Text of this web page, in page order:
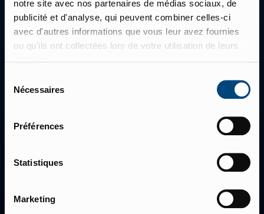
notre site avec nos partenaires de médias sociaux, de
publicité et d'analyse, qui peuvent combiner celles-ci
avec d'autres informations que vous leur avez fournies
ou qu'ils ont collectées lors de votre utilisation de leurs
Nécessaires
Préférences
Statistiques
Marketing
Bulldozers Compacteurs
Chariots élévateurs frontaux
Chargeurs élévateurs